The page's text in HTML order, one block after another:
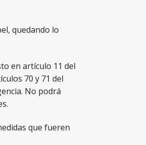
quedando lo
en artículo 11 del
70 y 71 del
No podrá
que fueren